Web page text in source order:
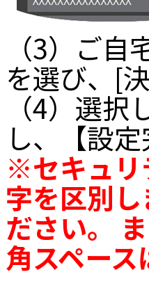
（3）ご
を選び、[
（4）選
し、【設
※セキュリ
字を区別
ださい。
角スペー